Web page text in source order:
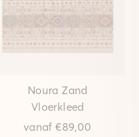
Noura Zand
Vloerkleed
vanaf€89,00